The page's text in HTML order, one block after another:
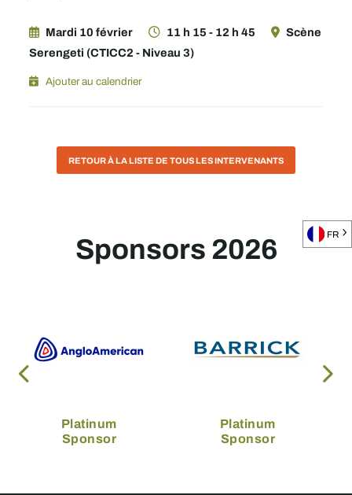
Mardi 10 février 11 h 15 - 12 h 45
Scène
Serengeti (CTICC2 - Niveau 3)
Ajouter au calendrier
RETOUR À LA LISTE DE TOUS LES INTERVENANTS
Sponsors 2026
Platinum
Sponsor
Platinum
Sponsor
FR